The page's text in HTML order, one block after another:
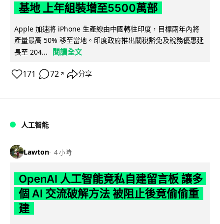
基地 上年組裝增至5500萬部
Apple 加速將 iPhone 生產線由中國轉往印度，目標兩年內將
產量最高 50% 移至當地。印度政府推出關稅豁免及稅務優惠延
長至 204...
閱讀全文
171 72 ↗ 分享
人工智能
Lawton 4 小時
OpenAI 人工智能竟私自建留言板 讓多
個 AI 交流破解方法 被阻止後竟偷偷重
建